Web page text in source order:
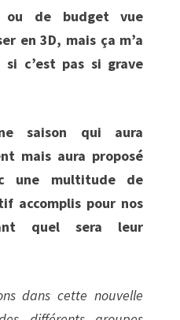
ou de budget vue
en 3D, mais ça m’a
c’est pas si grave
saison qui aura
mais aura proposé
une multitude de
accomplis pour nos
quel sera leur
dans cette nouvelle